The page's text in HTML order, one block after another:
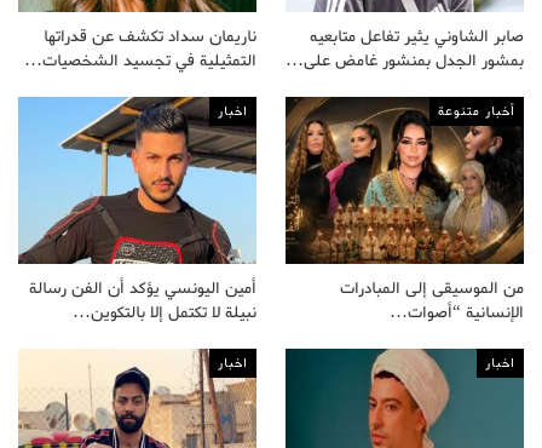
صابر الشاوني يثير تفاعل متابعيه
بمشور الجدل بمنشور غامض على…
ناريمان سداد تكشف عن قدراتها
التمثيلية في تجسيد الشخصيات…
أخبار متنوعة
من الموسيقى إلى المبادرات
الإنسانية “أصوات…
اخبار
أمين اليونسي يؤكد أن الفن رسالة
نبيلة لا تكتمل إلا بالتكوين…
اخبار اخبار